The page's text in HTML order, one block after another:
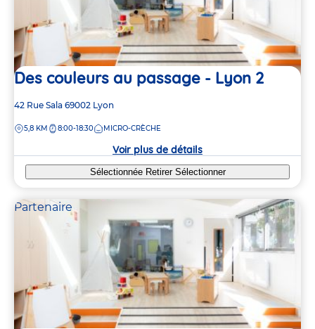
Des couleurs au passage - Lyon 2
Adresse
la
42 Rue Sala 69002 Lyon
DISTANCE
5,8 KM 8:00-18:30 MICRO-CRÈCHE
Voir plus de détails
Sélectionnée Retirer Sélectionner
Partenaire